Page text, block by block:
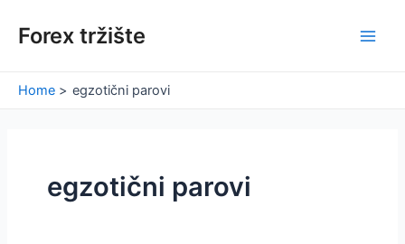
Forex tržište
Home egzotični parovi
egzotični parovi